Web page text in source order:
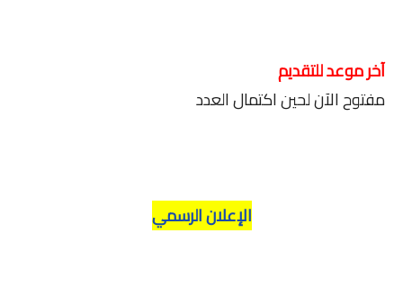
آخر موعد للتقديم
مفتوح الآن لحين اكتمال العدد
الإعلان الرسمي